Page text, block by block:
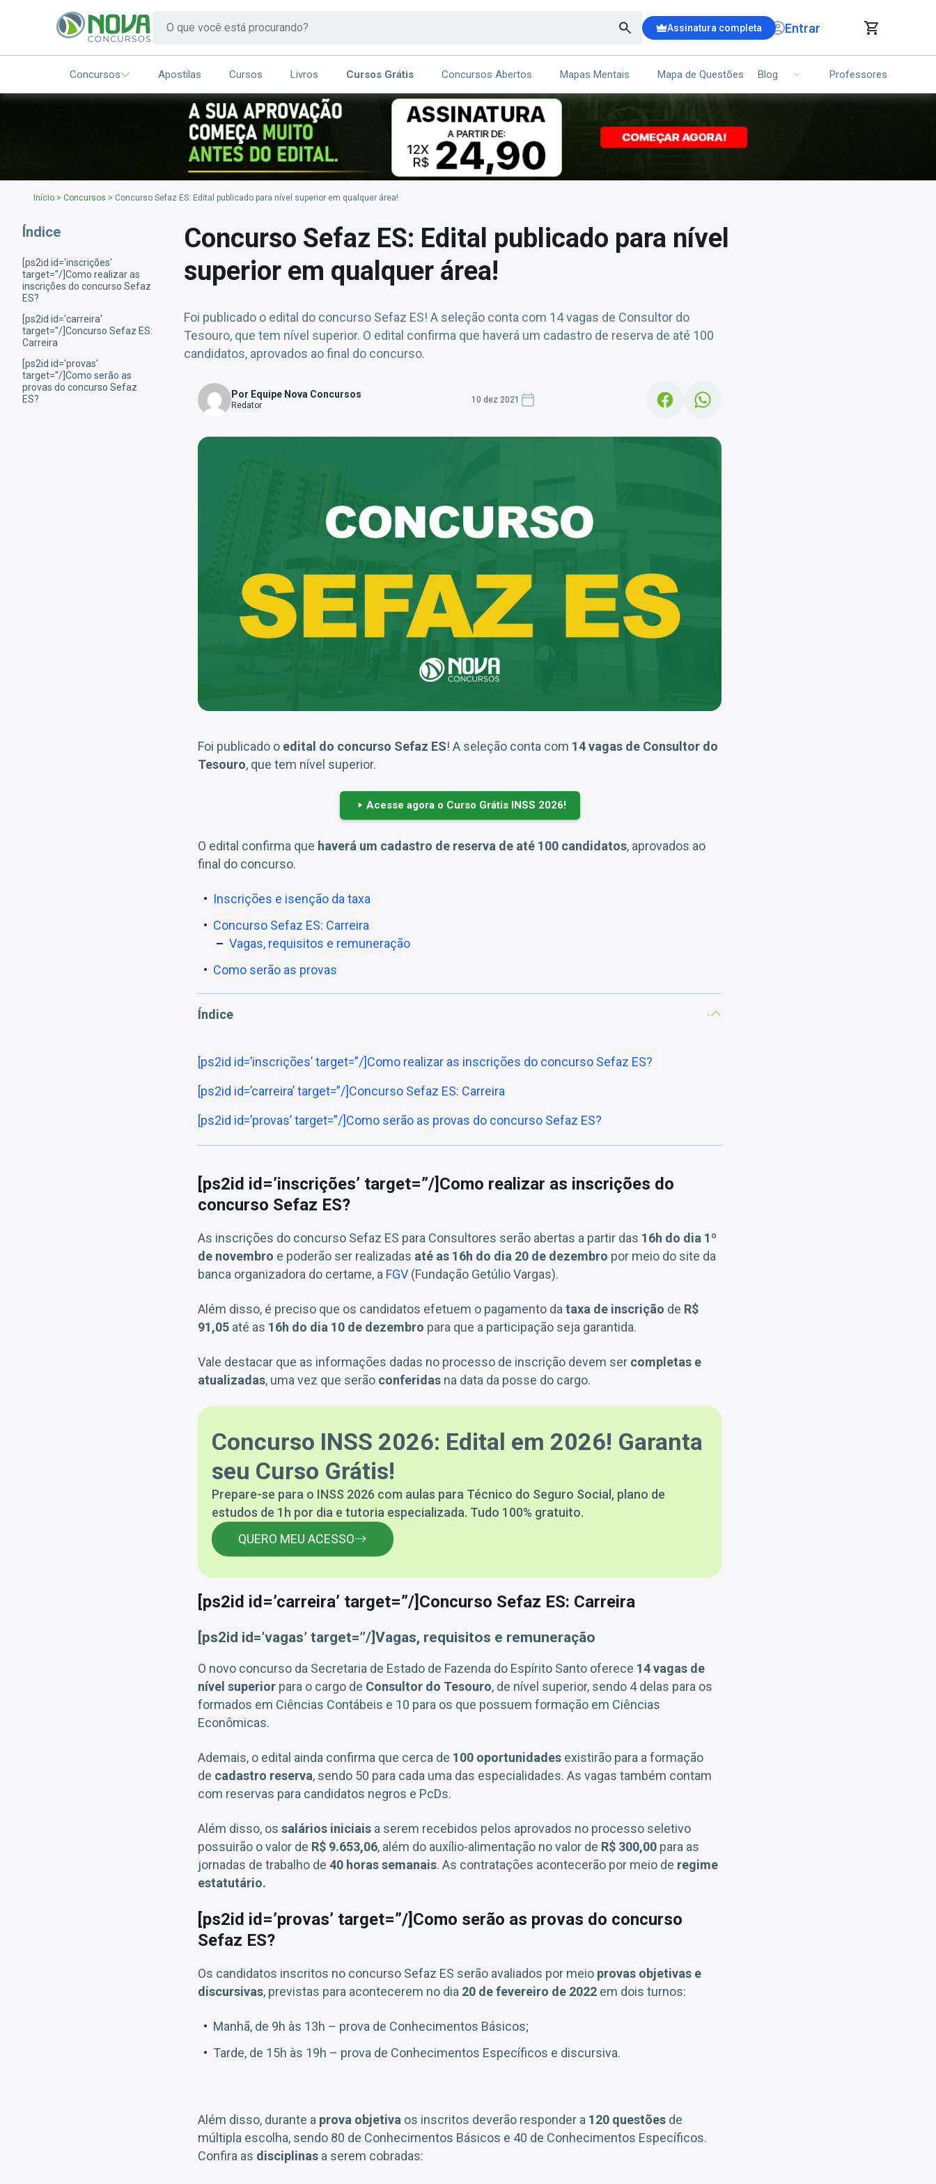
Assinatura completa Entrar
CARRINHO DE COMPRAS
ITENS (00)
Seu carrinho ainda está vazio.
Concursos Apostilas Cursos Livros Cursos Grátis Concursos Abertos Mapas Mentais Mapa de Questões Blog Professores
Início > Concursos > Concurso Sefaz ES: Edital publicado para nível superior em qualquer área!
Índice
[ps2id id='inscrições'
target=''/]Como realizar as
inscrições do concurso Sefaz
ES?
[ps2id id='carreira'
target=''/]Concurso Sefaz ES:
Carreira
[ps2id id='provas'
target=''/]Como serão as
provas do concurso Sefaz
ES?
Concurso Sefaz ES: Edital publicado para nível
superior em qualquer área!
Foi publicado o edital do concurso Sefaz ES! A seleção conta com 14 vagas de Consultor do
Tesouro, que tem nível superior. O edital confirma que haverá um cadastro de reserva de até 100
candidatos, aprovados ao final do concurso.
Por Equipe Nova Concursos
Redator
10 dez 2021
Foi publicado o edital do concurso Sefaz ES! A seleção conta com 14 vagas de Consultor do
Tesouro, que tem nível superior.
Acesse agora o Curso Grátis INSS 2026!
O edital confirma que haverá um cadastro de reserva de até 100 candidatos, aprovados ao
final do concurso.
Inscrições e isenção da taxa
Concurso Sefaz ES: Carreira
Vagas, requisitos e remuneração
Como serão as provas
Índice
[ps2id id=’inscrições’ target=”/]Como realizar as inscrições do concurso Sefaz ES?
[ps2id id=’carreira’ target=”/]Concurso Sefaz ES: Carreira
[ps2id id=’provas’ target=”/]Como serão as provas do concurso Sefaz ES?
[ps2id id=’inscrições’ target=”/]Como realizar as inscrições do
concurso Sefaz ES?
As inscrições do concurso Sefaz ES para Consultores serão abertas a partir das 16h do dia 1º
de novembro e poderão ser realizadas até as 16h do dia 20 de dezembro por meio do site da
banca organizadora do certame, a FGV (Fundação Getúlio Vargas).
Além disso, é preciso que os candidatos efetuem o pagamento da taxa de inscrição de R$
91,05 até as 16h do dia 10 de dezembro para que a participação seja garantida.
Vale destacar que as informações dadas no processo de inscrição devem ser completas e
atualizadas, uma vez que serão conferidas na data da posse do cargo.
Concurso INSS 2026: Edital em 2026! Garanta
seu Curso Grátis!
Prepare-se para o INSS 2026 com aulas para Técnico do Seguro Social, plano de
estudos de 1h por dia e tutoria especializada. Tudo 100% gratuito.
QUERO MEU ACESSO
[ps2id id=’carreira’ target=”/]Concurso Sefaz ES: Carreira
[ps2id id=’vagas’ target=”/]Vagas, requisitos e remuneração
O novo concurso da Secretaria de Estado de Fazenda do Espírito Santo oferece 14 vagas de
nível superior para o cargo de Consultor do Tesouro, de nível superior, sendo 4 delas para os
formados em Ciências Contábeis e 10 para os que possuem formação em Ciências
Econômicas.
Ademais, o edital ainda confirma que cerca de 100 oportunidades existirão para a formação
de cadastro reserva, sendo 50 para cada uma das especialidades. As vagas também contam
com reservas para candidatos negros e PcDs.
Além disso, os salários iniciais a serem recebidos pelos aprovados no processo seletivo
possuirão o valor de R$ 9.653,06, além do auxílio-alimentação no valor de R$ 300,00 para as
jornadas de trabalho de 40 horas semanais. As contratações acontecerão por meio de regime
estatutário.
[ps2id id=’provas’ target=”/]Como serão as provas do concurso
Sefaz ES?
Os candidatos inscritos no concurso Sefaz ES serão avaliados por meio provas objetivas e
discursivas, previstas para acontecerem no dia 20 de fevereiro de 2022 em dois turnos:
Manhã, de 9h às 13h – prova de Conhecimentos Básicos;
Tarde, de 15h às 19h – prova de Conhecimentos Específicos e discursiva.
Além disso, durante a prova objetiva os inscritos deverão responder a 120 questões de
múltipla escolha, sendo 80 de Conhecimentos Básicos e 40 de Conhecimentos Específicos.
Confira as disciplinas a serem cobradas: